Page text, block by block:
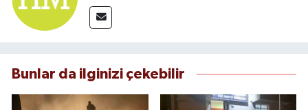
Bunlar da ilginizi çekebilir